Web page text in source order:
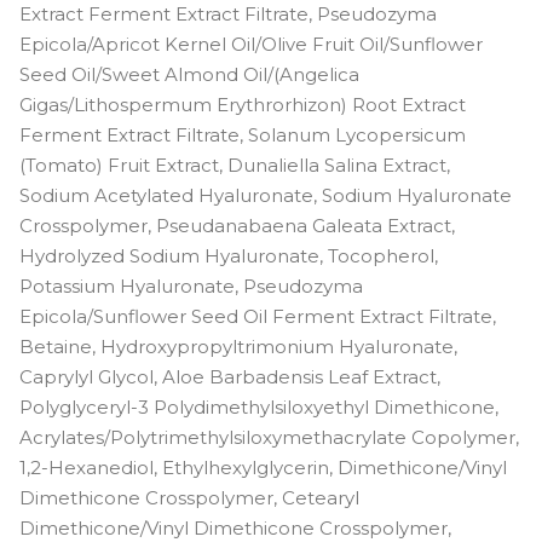
Extract Ferment Extract Filtrate, Pseudozyma
Epicola/Apricot Kernel Oil/Olive Fruit Oil/Sunflower
Seed Oil/Sweet Almond Oil/(Angelica
Gigas/Lithospermum Erythrorhizon) Root Extract
Ferment Extract Filtrate, Solanum Lycopersicum
(Tomato) Fruit Extract, Dunaliella Salina Extract,
Sodium Acetylated Hyaluronate, Sodium Hyaluronate
Crosspolymer, Pseudanabaena Galeata Extract,
Hydrolyzed Sodium Hyaluronate, Tocopherol,
Potassium Hyaluronate, Pseudozyma
Epicola/Sunflower Seed Oil Ferment Extract Filtrate,
Betaine, Hydroxypropyltrimonium Hyaluronate,
Caprylyl Glycol, Aloe Barbadensis Leaf Extract,
Polyglyceryl-3 Polydimethylsiloxyethyl Dimethicone,
Acrylates/Polytrimethylsiloxymethacrylate Copolymer,
1,2-Hexanediol, Ethylhexylglycerin, Dimethicone/Vinyl
Dimethicone Crosspolymer, Cetearyl
Dimethicone/Vinyl Dimethicone Crosspolymer,